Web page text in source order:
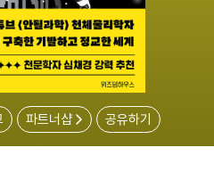
파트너샵 공유하기